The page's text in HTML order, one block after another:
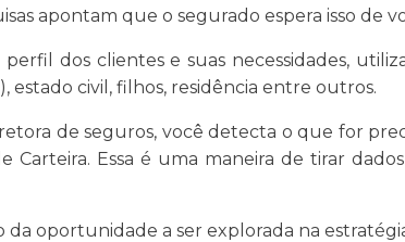
apontam que o segurado espera isso de
dos clientes e suas necessidades,
estado civil, filhos, residência entre outros.
de seguros, você detecta o que for
Carteira. Essa é uma maneira de tirar
oportunidade a ser explorada na